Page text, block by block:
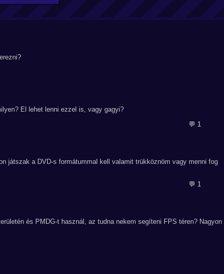
El lehet lenni ezzel is, vagy gagyi?
💬 1
játszak a DVD-s formátummal kell valamit trükköznöm vagy menni fog
💬 1
és PMDG-t használ, az tudna nekem segíteni FPS téren? Nagyon